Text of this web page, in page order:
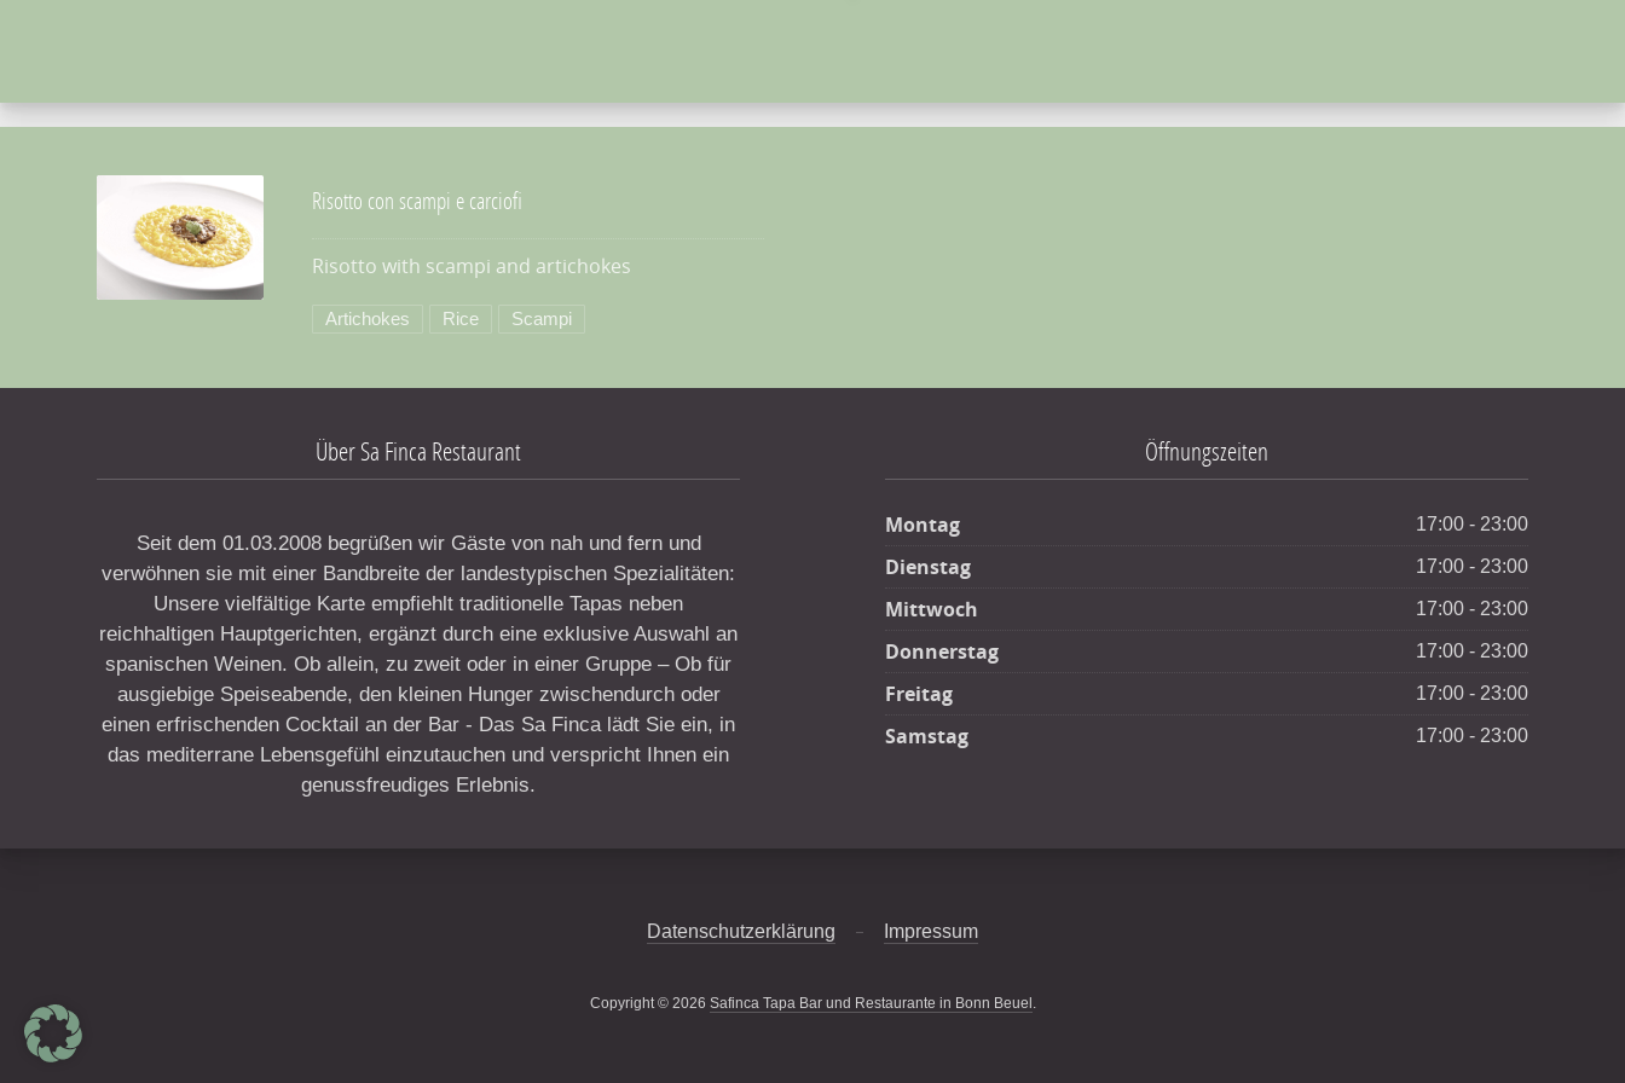
Risotto con scampi e carciofi
Risotto con scampi e carciofi
Risotto with scampi and artichokes
Artichokes Rice Scampi
Über Sa Finca Restaurant
Seit dem 01.03.2008 begrüßen wir Gäste von nah und fern und
verwöhnen sie mit einer Bandbreite der landestypischen Spezialitäten:
Unsere vielfältige Karte empfiehlt traditionelle Tapas neben
reichhaltigen Hauptgerichten, ergänzt durch eine exklusive Auswahl an
spanischen Weinen. Ob allein, zu zweit oder in einer Gruppe – Ob für
ausgiebige Speiseabende, den kleinen Hunger zwischendurch oder
einen erfrischenden Cocktail an der Bar - Das Sa Finca lädt Sie ein, in
das mediterrane Lebensgefühl einzutauchen und verspricht Ihnen ein
genussfreudiges Erlebnis.
Öffnungszeiten
Montag 17:00 - 23:00
Dienstag 17:00 - 23:00
Mittwoch 17:00 - 23:00
Donnerstag 17:00 - 23:00
Freitag 17:00 - 23:00
Samstag 17:00 - 23:00
Datenschutzerklärung Impressum
Copyright © 2026 Safinca Tapa Bar und Restaurante in Bonn Beuel .